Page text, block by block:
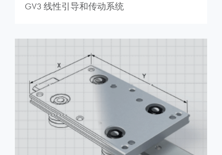
GV3 线性引导和传动系统